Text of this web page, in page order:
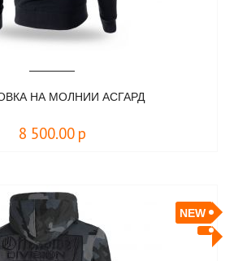
НА МОЛНИИ АСГАРД
8 500.00 р
NEW